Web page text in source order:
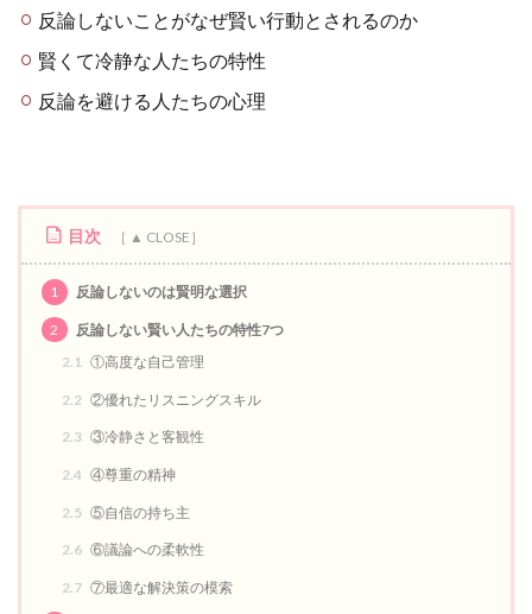
反論しないことがなぜ賢い行動とされるのか
賢くて冷静な人たちの特性
反論を避ける人たちの心理
目次
1 反論しないのは賢明な選択
2
反論しない賢い人たちの特性7つ
2.1 ①高度な自己管理
2.2 ②優れたリスニングスキル
2.3 ③冷静さと客観性
2.4 ④尊重の精神
2.5 ⑤自信の持ち主
2.6 ⑥議論への柔軟性
2.7 ⑦最適な解決策の模索